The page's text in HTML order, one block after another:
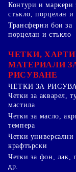
Контури и маркери
стъкло, порцелан и
Трансферни бои за
порцелан и стъкло
ЧЕТКИ,
МАТЕРИАЛИ
РИСУВАНЕ
ЧЕТКИ ЗА
Четки за акварел,
мастила
Четки за масло,
темпера
Четки универсални
крафтърски
Четки за фон, лак,
др.